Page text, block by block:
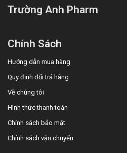
Trường Anh Pharm
Chính Sách
Hướng dẫn mua hàng
Quy định đổi trả hàng
Về chúng tôi
Hình thức thanh toán
Chính sách bảo mật
Chính sách vận chuyển